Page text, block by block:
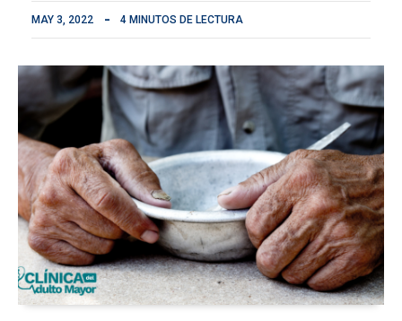
MAY 3, 2022 4 MINUTOS DE LECTURA